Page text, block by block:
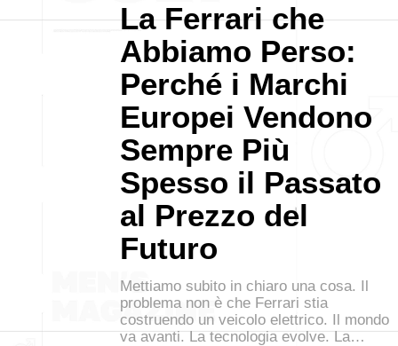
La Ferrari che
Abbiamo Perso:
Perché i Marchi
Europei Vendono
Sempre Più
Spesso il Passato
al Prezzo del
Futuro
Mettiamo subito in chiaro una cosa. Il
problema non è che Ferrari stia
costruendo un veicolo elettrico. Il mondo
va avanti. La tecnologia evolve. La…